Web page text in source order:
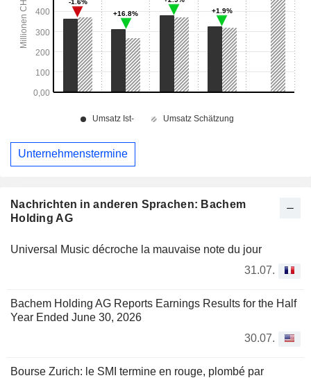
Nachrichten in anderen Sprachen: Bachem
Holding AG
Universal Music décroche la mauvaise note du jour
31.07.
Bachem Holding AG Reports Earnings Results for the Half
Year Ended June 30, 2026
30.07.
Bourse Zurich: le SMI termine en rouge, plombé par
Unternehmenstermine